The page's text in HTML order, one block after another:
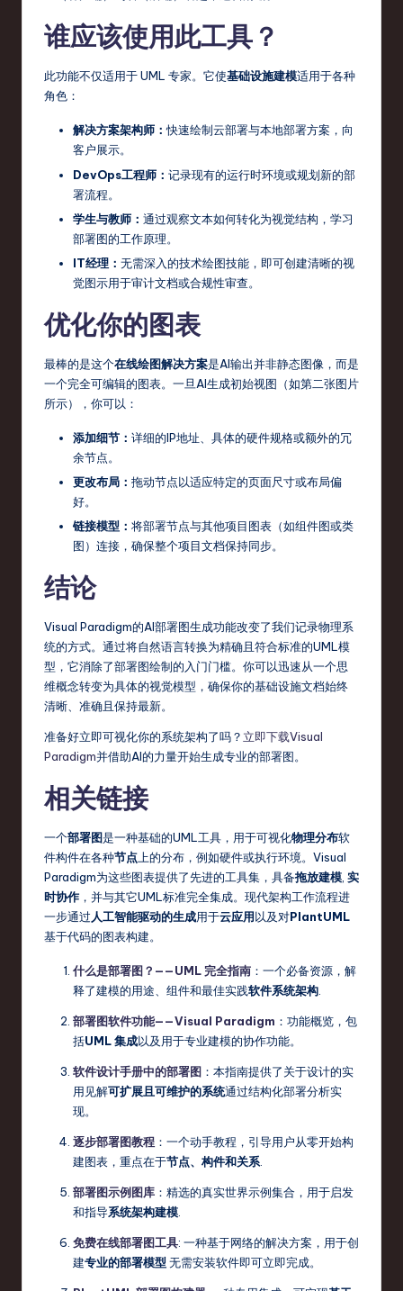
谁应该使用此工具？
此功能不仅适用于 UML 专家。它使基础设施建模适用于各种
角色：
解决方案架构师：快速绘制云部署与本地部署方案，向
客户展示。
DevOps工程师： 记录现有的运行时环境或规划新的部
署流程。
学生与教师： 通过观察文本如何转化为视觉结构，学习
部署图的工作原理。
IT经理： 无需深入的技术绘图技能，即可创建清晰的视
觉图示用于审计文档或合规性审查。
优化你的图表
最棒的是这个在线绘图解决方案是AI输出并非静态图像，而是
一个完全可编辑的图表。一旦AI生成初始视图（如第二张图片
所示），你可以：
添加细节： 详细的IP地址、具体的硬件规格或额外的冗
余节点。
更改布局： 拖动节点以适应特定的页面尺寸或布局偏
好。
链接模型： 将部署节点与其他项目图表（如组件图或类
图）连接，确保整个项目文档保持同步。
结论
Visual Paradigm的AI部署图生成功能改变了我们记录物理系
统的方式。通过将自然语言转换为精确且符合标准的UML模
型，它消除了部署图绘制的入门门槛。你可以迅速从一个思
维概念转变为具体的视觉模型，确保你的基础设施文档始终
清晰、准确且保持最新。
准备好立即可视化你的系统架构了吗？ 立即下载Visual
Paradigm并借助AI的力量开始生成专业的部署图。
相关链接
一个部署图是一种基础的UML工具，用于可视化物理分布软
件构件在各种节点 上的分布，例如硬件或执行环境。Visual
Paradigm为这些图表提供了先进的工具集，具备拖放建模 实
时协作 ，并与其它UML标准完全集成。现代架构工作流程进
一步通过人工智能驱动的生成用于云应用以及对PlantUML
基于代码的图表构建。
什么是部署图？——UML 完全指南 ：一个必备资源，解
释了建模的用途、组件和最佳实践软件系统架构
部署图软件功能——Visual Paradigm ：功能概览，包
括UML 集成以及用于专业建模的协作功能。
软件设计手册中的部署图 ：本指南提供了关于设计的实
用见解可扩展且可维护的系统通过结构化部署分析实
现。
逐步部署图教程 ：一个动手教程，引导用户从零开始构
建图表，重点在于节点、构件和关系
部署图示例图库 ：精选的真实世界示例集合，用于启发
和指导系统架构建模
免费在线部署图工具: 一种基于网络的解决方案，用于创
建专业的部署模型无需安装软件即可立即完成。